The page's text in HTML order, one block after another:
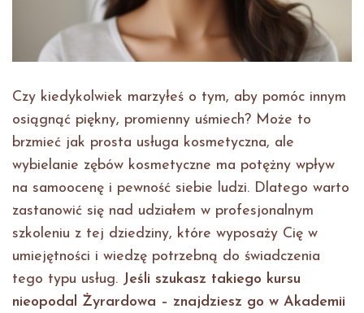
Czy kiedykolwiek marzyłeś o tym, aby pomóc innym
osiągnąć piękny, promienny uśmiech? Może to
brzmieć jak prosta usługa kosmetyczna, ale
wybielanie zębów kosmetyczne ma potężny wpływ
na samoocenę i pewność siebie ludzi. Dlatego warto
zastanowić się nad udziałem w profesjonalnym
szkoleniu z tej dziedziny, które wyposaży Cię w
umiejętności i wiedzę potrzebną do świadczenia
tego typu usług. Jeśli szukasz takiego kursu
nieopodal Żyrardowa – znajdziesz go w Akademii